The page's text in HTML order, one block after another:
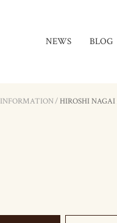
NEWS BLOG
INFORMATION/HIROSHI NAGAI